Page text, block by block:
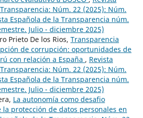
Núm. 22 (2025): Núm.
Española de la Transparencia núm.
Julio - diciembre 2025)
Prieto De los Rios, Transparencia
de corrupción: oportunidades de
con relación a España , Revista
Núm. 22 (2025): Núm.
Española de la Transparencia núm.
Julio - diciembre 2025)
La autonomía como desafio
protección de datos personales en